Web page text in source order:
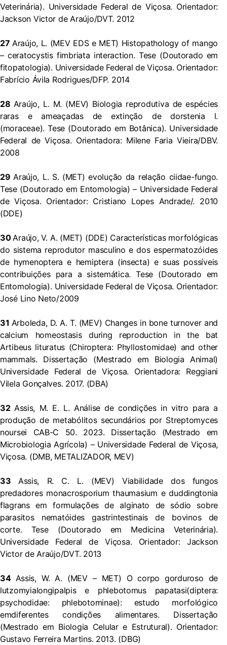
Veterinária). Universidade Federal de Viçosa. Orientador:
Jackson Victor de Araújo/DVT. 2012
27Araújo, L. (MEV EDS e MET) Histopathology of mango
– ceratocystis fimbriata interaction. Tese (Doutorado em
fitopatologia). Universidade Federal de Viçosa. Orientador:
Fabrício Ávila Rodrigues/DFP. 2014
28 Araújo, L. M. (MEV) Biologia reprodutiva de espécies
raras e ameaçadas de extinção de dorstenia l.
(moraceae). Tese (Doutorado em Botânica). Universidade
Federal de Viçosa. Orientadora: Milene Faria Vieira/DBV.
2008
29Araújo, L. S. (MET) evolução da relação ciidae-fungo.
Tese (Doutorado em Entomologia) – Universidade Federal
de Viçosa. Orientador: Cristiano Lopes Andrade/. 2010
(DDE)
30Araújo, V. A. (MET) (DDE) Características morfológicas
do sistema reprodutor masculino e dos espermatozóides
de hymenoptera e hemiptera (insecta) e suas possíveis
contribuições para a sistemática. Tese (Doutorado em
Entomologia). Universidade Federal de Viçosa. Orientador:
José Lino Neto/2009
31 Arboleda, D. A. T. (MEV) Changes in bone turnover and
calcium homeostasis during reproduction in the bat
Artibeus lituratus (Chiroptera: Phyllostomidae) and other
mammals. Dissertação (Mestrado em Biologia Animal)
Universidade Federal de Viçosa. Orientadora: Reggiani
Vilela Gonçalves. 2017. (DBA)
32 Assis, M. E. L. Análise de condições in vitro para a
produção de metabólitos secundários por Streptomyces
noursei CAB-C 50. 2023. Dissertação (Mestrado em
Microbiologia Agrícola) – Universidade Federal de Viçosa,
Viçosa. (DMB, METALIZADOR, MEV)
33 Assis, R. C. L. (MEV) Viabilidade dos fungos
predadores monacrosporium thaumasium e duddingtonia
flagrans em formulações de alginato de sódio sobre
parasitos nematóides gastrintestinais de bovinos de
corte. Tese (Doutorado em Medicina Veterinária).
Universidade Federal de Viçosa. Orientador: Jackson
Victor de Araújo/DVT. 2013
34 Assis, W. A. (MEV – MET) O corpo gorduroso de
lutzomyialongipalpis e phlebotomus papatasi(diptera:
psychodidae: phlebotominae): estudo morfológico
emdiferentes condições alimentares. Dissertação
(Mestrado em Biologia Celular e Estrutural). Orientador:
Gustavo Ferreira Martins. 2013. (DBG)